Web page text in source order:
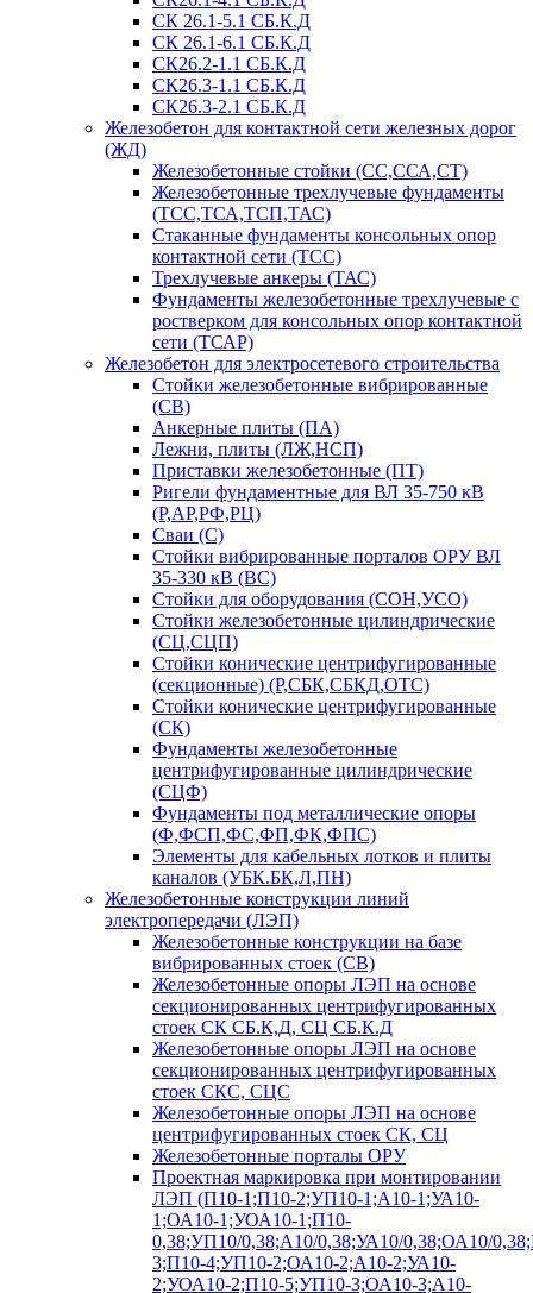
СК 26.1-5.1 СБ.К.Д
СК 26.1-6.1 СБ.К.Д
СК26.2-1.1 СБ.К.Д
СК26.3-1.1 СБ.К.Д
СК26.3-2.1 СБ.К.Д
Железобетон для контактной сети железных дорог
(ЖД)
Железобетонные стойки (СС,ССА,СТ)
Железобетонные трехлучевые фундаменты
(ТСС,ТСА,ТСП,ТАС)
Стаканные фундаменты консольных опор
контактной сети (ТСС)
Трехлучевые анкеры (ТАС)
Фундаменты железобетонные трехлучевые с
ростверком для консольных опор контактной
сети (ТСАР)
Железобетон для электросетевого строительства
Стойки железобетонные вибрированные
(СВ)
Анкерные плиты (ПА)
Лежни, плиты (ЛЖ,НСП)
Приставки железобетонные (ПТ)
Ригели фундаментные для ВЛ 35-750 кВ
(Р,АР,РФ,РЦ)
Сваи (С)
Стойки вибрированные порталов ОРУ ВЛ
35-330 кВ (ВС)
Стойки для оборудования (СОН,УСО)
Стойки железобетонные цилиндрические
(СЦ,СЦП)
Стойки конические центрифугированные
(секционные) (Р,СБК,СБКД,ОТС)
Стойки конические центрифугированные
(СК)
Фундаменты железобетонные
центрифугированные цилиндрические
(СЦФ)
Фундаменты под металлические опоры
(Ф,ФСП,ФС,ФП,ФК,ФПС)
Элементы для кабельных лотков и плиты
каналов (УБК.БК,Л,ПН)
Железобетонные конструкции линий
электропередачи (ЛЭП)
Железобетонные конструкции на базе
вибрированных стоек (СВ)
Железобетонные опоры ЛЭП на основе
секционированных центрифугированных
стоек СК СБ.К,Д, СЦ СБ.К.Д
Железобетонные опоры ЛЭП на основе
секционированных центрифугированных
стоек СКС, СЦС
Железобетонные опоры ЛЭП на основе
центрифугированных стоек СК, СЦ
Железобетонные порталы ОРУ
Проектная маркировка при монтировании
ЛЭП (П10-1;П10-2;УП10-1;А10-1;УА10-
1;ОА10-1;УОА10-1;П10-
0,38;УП10/0,38;А10/0,38;УА10/0,38;ОА10/
3;П10-4;УП10-2;ОА10-2;А10-2;УА10-
2;УОА10-2;П10-5;УП10-3;ОА10-3;А10-